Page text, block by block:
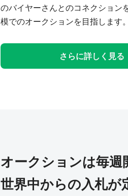
のバイヤーさんとのコネクション
模でのオークションを目指します。
さらに詳しく見る
オークションは毎週
世界中からの入札が